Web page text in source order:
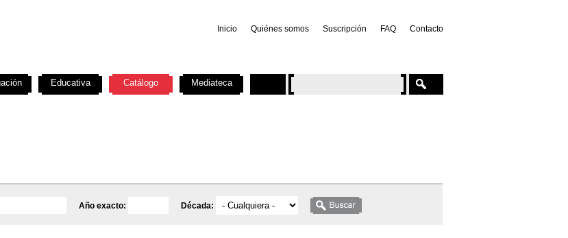
Inicio Quiénes somos Suscripción FAQ Contacto
Año exacto: Década:
Educativa Catálogo Mediateca